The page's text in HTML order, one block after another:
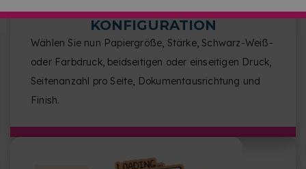
WÄHLEN SIE IHRE
KONFIGURATION
Wählen Sie nun Papiergröße, Stärke, Schwarz-Weiß-
oder Farbdruck, beidseitigen oder einseitigen Druck,
Seitenanzahl pro Seite, Dokumentausrichtung und
Finish.